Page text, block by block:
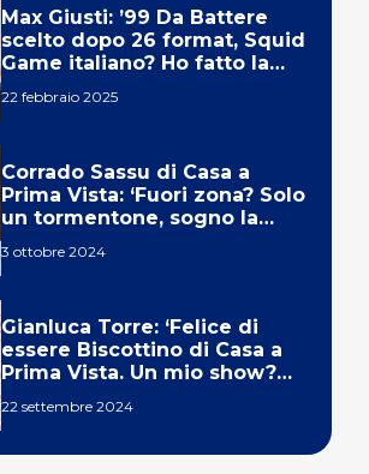
Max Giusti: ’99 Da Battere
scelto dopo 26 format, Squid
Game italiano? Ho fatto la
22 febbraio 2025
Corrado Sassu di Casa a
Prima Vista: ‘Fuori zona? Solo
un tormentone, sogno la
3 ottobre 2024
Gianluca Torre: ‘Felice di
essere Biscottino di Casa a
Prima Vista. Un mio show?
22 settembre 2024